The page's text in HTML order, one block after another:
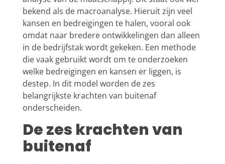
bekend als de macroanalyse. Hieruit zijn veel
kansen en bedreigingen te halen, vooral ook
omdat naar bredere ontwikkelingen dan alleen
in de bedrijfstak wordt gekeken. Een methode
die vaak gebruikt wordt om te onderzoeken
welke bedreigingen en kansen er liggen, is
destep. In dit model worden de zes
belangrijkste krachten van buitenaf
onderscheiden.
De zes krachten van
buitenaf